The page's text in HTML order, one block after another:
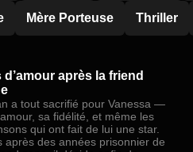
Mère Porteuse Thriller
d’amour après la friend
a tout sacrifié pour Vanessa —
sa fidélité, et même les
qui ont fait de lui une star.
après des années prisonnier de